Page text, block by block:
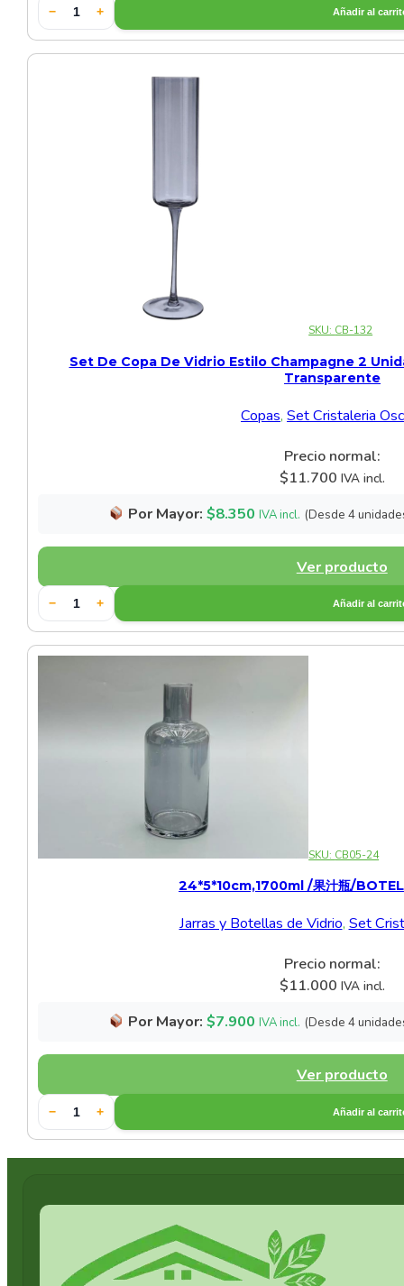
Cerámica Especial Verde
Cerámica Verde
Otras Cerámicas
Set de Cerámica Blanca
Vajilla para Aperitivos
Vajillas de Cristal
Vajillas para Postres
− + Añadir al
SKU: CB-132
Set De Copa De Vidrio Estilo Champagne 2
Transparente
Copas,Set Cristaleria
Precio normal:
$11.700 IVA incl.
Por Mayor: $8.350 IVA incl. (Desde 4
Ver producto
− + Añadir al
SKU: CB05-24
24*5*10cm,1700ml /果汁瓶/
Jarras y Botellas de Vidrio, Set
Precio normal:
$11.000 IVA incl.
Por Mayor: $7.900 IVA incl. (Desde 4
Ver producto
− + Añadir al